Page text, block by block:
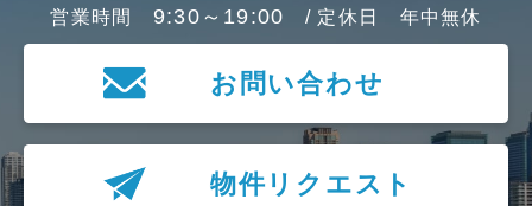
営業時間 9:30～19:00 / 定休日 年中無休
お問い合わせ
物件リクエスト